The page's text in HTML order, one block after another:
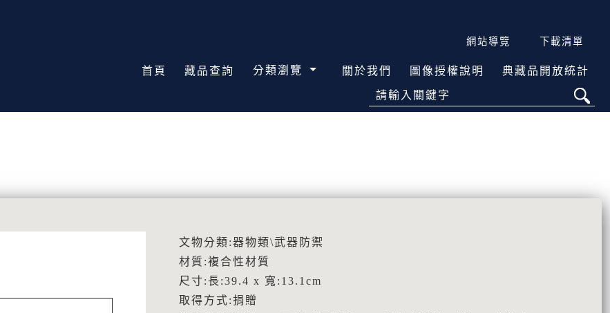
網站導覽 下載清單
首頁 藏品查詢 分類瀏覽 關於我們 圖像授權說明 典藏品開放統計
請輸入關鍵字
文物分類:器物類\武器防禦
材質:複合性材質
尺寸:長:39.4 x 寬:13.1cm
取得方式:捐贈